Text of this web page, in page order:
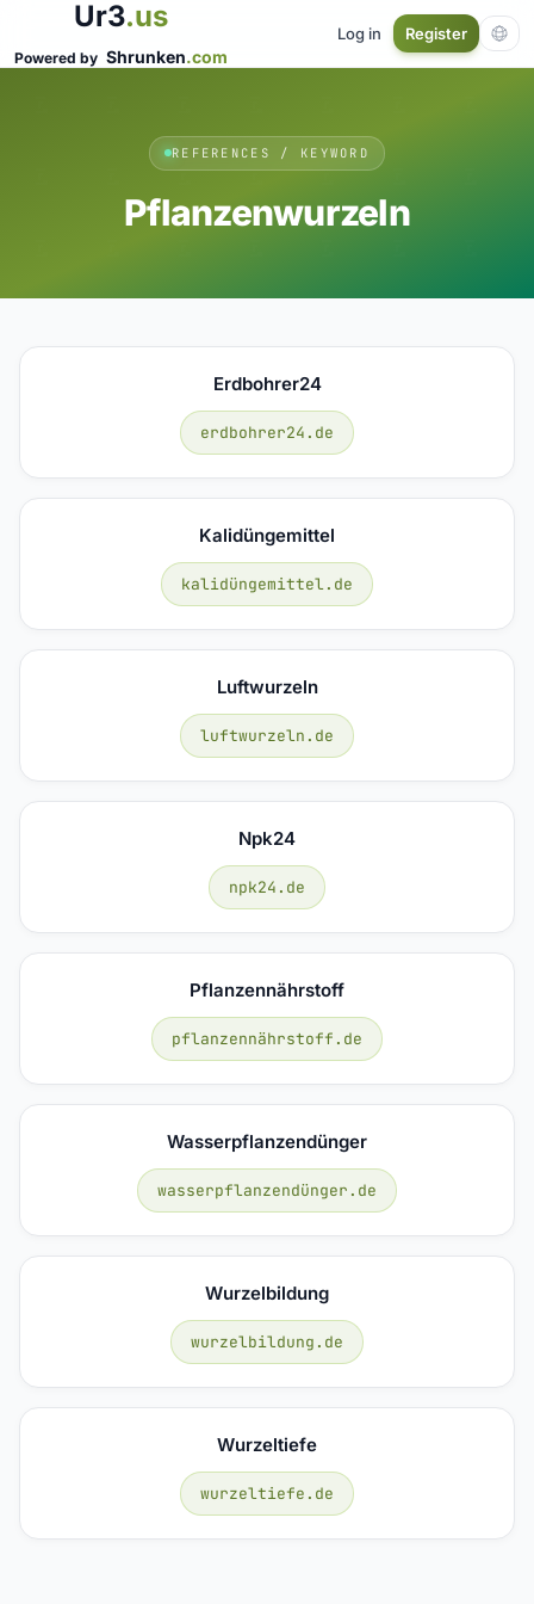
Ur3.us
Powered by Shrunken.com
Log in Register
REFERENCES / KEYWORD
Pflanzenwurzeln
Erdbohrer24
erdbohrer24.de
Kalidüngemittel
kalidüngemittel.de
Luftwurzeln
luftwurzeln.de
Npk24
npk24.de
Pflanzennährstoff
pflanzennährstoff.de
Wasserpflanzendünger
wasserpflanzendünger.de
Wurzelbildung
wurzelbildung.de
Wurzeltiefe
wurzeltiefe.de